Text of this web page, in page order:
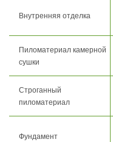
Внутренняя отделка
Пиломатериал камерной
сушки
Строганный
пиломатериал
Фундамент